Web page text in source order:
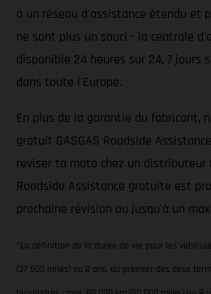
à un réseau d'assistance étendu et
ne sont plus un souci - la centrale
disponible 24 heures sur 24, 7 jours
dans toute l'Europe.
En plus de la garantie du fabricant,
gratuit GASGAS Roadside
réviser ta moto chez un distributeur
Roadside Assistance gratuite est
prochaine révision ou jusqu'à un
*La définition de la durée de vie pour les
(37 500 miles) ou 8 ans, au premier des deux